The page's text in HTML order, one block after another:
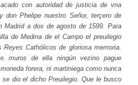
con autoridad de justicia de vna
don Phelipe nuestro Señor, terçero de
Madrid a dos de agosto de 1599. Para
de Medina de el Campo el preuilegio
Cathólicos de gloriosa memoria.
muros de ella ningún vezino pague
forera, ni martiniega como nunca
se dio el dicho Preuilegio. Que le busco